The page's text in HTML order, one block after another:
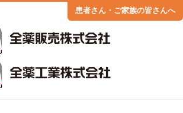
患者さん・ご家族の皆さんへ